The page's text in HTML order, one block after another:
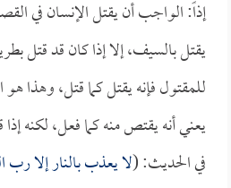
إذاً: الواجب أن يقتل الإنسان في
يقتل بالسيف، إلا إذا كان قد قتل
للمقتول فإنه يقتل كما قتل،
يعني أنه يقتص منه كما فعل، لكنه
في الحديث: (لا يعذب بالنار إلا رب